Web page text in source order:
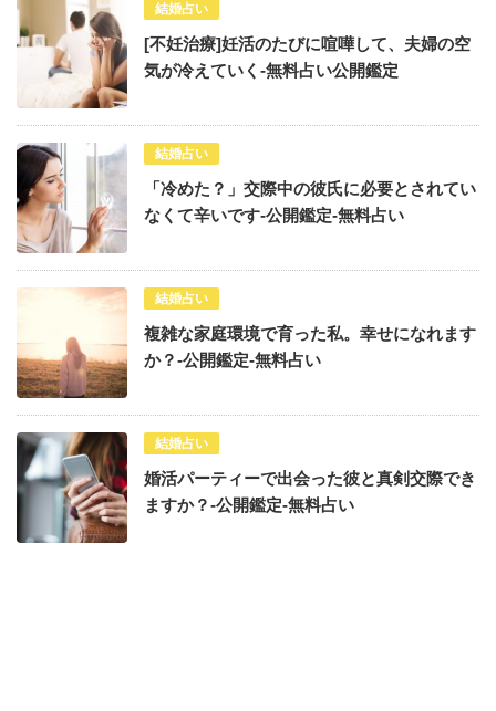
結婚占い
[不妊治療]妊活のたびに喧嘩して、夫婦の空
気が冷えていく-無料占い公開鑑定
結婚占い
「冷めた？」交際中の彼氏に必要とされてい
なくて辛いです-公開鑑定-無料占い
結婚占い
複雑な家庭環境で育った私。幸せになれます
か？-公開鑑定-無料占い
結婚占い
婚活パーティーで出会った彼と真剣交際でき
ますか？-公開鑑定-無料占い